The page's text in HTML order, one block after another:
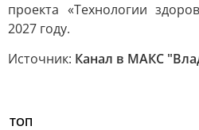
проекта «Технологии
2027 году.
Источник: Канал в МАКС
ТОП